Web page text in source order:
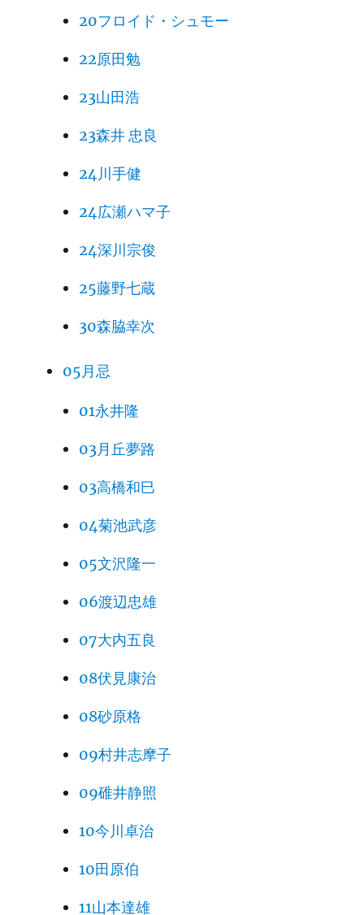
20フロイド・シュモー
22原田勉
23山田浩
23森井 忠良
24川手健
24広瀬ハマ子
24深川宗俊
25藤野七蔵
30森脇幸次
05月忌
01永井隆
03月丘夢路
03高橋和巳
04菊池武彦
05文沢隆一
06渡辺忠雄
07大内五良
08伏見康治
08砂原格
09村井志摩子
09碓井静照
10今川卓治
10田原伯
11山本達雄